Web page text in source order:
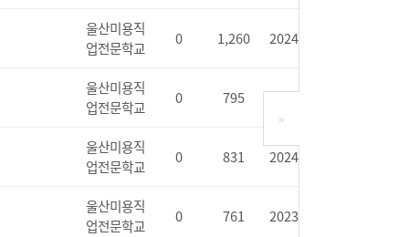
울산미용직
업전문학교
0 1,260 2024.12.02
울산미용직
업전문학교
0 795 2024.09.02
울산미용직
업전문학교
0 831 2024.01.23
울산미용직
업전문학교
0 761 2023.08.07
>